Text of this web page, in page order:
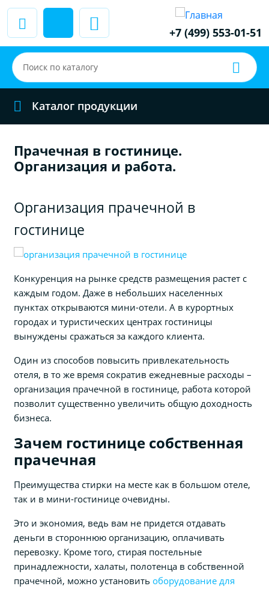
+7 (499) 553-01-51
Каталог продукции
Прачечная в гостинице.
Организация и работа.
Организация прачечной в
гостинице
Конкуренция на рынке средств размещения растет с
каждым годом. Даже в небольших населенных
пунктах открываются мини-отели. А в курортных
городах и туристических центрах гостиницы
вынуждены сражаться за каждого клиента.
Один из способов повысить привлекательность
отеля, в то же время сократив ежедневные расходы –
организация прачечной в гостинице, работа которой
позволит существенно увеличить общую доходность
бизнеса.
Зачем гостинице собственная
прачечная
Преимущества стирки на месте как в большом отеле,
так и в мини-гостинице очевидны.
Это и экономия, ведь вам не придется отдавать
деньги в стороннюю организацию, оплачивать
перевозку. Кроме того, стирая постельные
принадлежности, халаты, полотенца в собственной
прачечной, можно установитьоборудование для